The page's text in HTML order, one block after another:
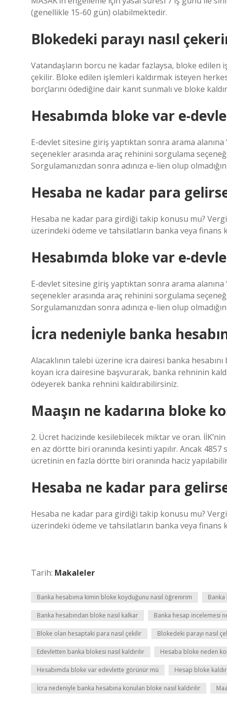
(genellikle 15-60 gün) olabilmektedir.
Blokedeki parayı nasıl
Vatandaşların borcu ne kadar fazlaysa, bloke edilen
çekilir. Bloke edilen işlemleri kaldırmak isteyen
borçlarını ödediğine dair kanıt sunmalı ve bloke
Hesabımda bloke var e-
E-devlet sitesine giriş yaptıktan sonra arama
seçenekler arasında araç rehinini sorgulama
Sorgulamanızdan sonra adınıza e-lien olup
Hesaba ne kadar para
Hesaba ne kadar para girdiği takip konusu mu?
üzerindeki ödeme ve tahsilatların banka veya finans
Hesabımda bloke var e-
E-devlet sitesine giriş yaptıktan sonra arama
seçenekler arasında araç rehinini sorgulama
Sorgulamanızdan sonra adınıza e-lien olup
İcra nedeniyle banka
Alacaklının talebi üzerine icra dairesi banka
koyan icra dairesine başvurarak, banka rehninin
ödeyerek banka rehnini kaldırabilirsiniz.
Maaşın ne kadarına bloke
2. Ücret hacizinde kesilebilecek miktar ve oran.
en az dörtte biri oranında kesinti yapılır. Ancak 4857
ücretinin en fazla dörtte biri oranında haciz
Hesaba ne kadar para
Hesaba ne kadar para girdiği takip konusu mu?
üzerindeki ödeme ve tahsilatların banka veya finans
Tarih: Makaleler
Banka hesabıma kimin bloke koyduğunu nasıl öğrenirim
Banka hesabından bloke nasıl kalkar Banka hesap incelemesi
Bloke olan hesaptaki para nasıl çekilir Blokedeki parayı nasıl
Edevletten banka blokesi nasıl kaldırılır Hesaba bloke neden
Hesabımda bloke var edevlette görünür mü Hesap bloke
İcra nedeniyle banka hesabına konulan bloke nasıl kaldırılır